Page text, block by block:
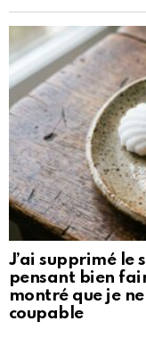
J’ai supprimé le
pensant bien
montré que je
coupable